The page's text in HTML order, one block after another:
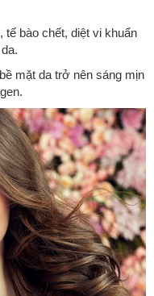
bào chết, diệt vi khuẩn
mặt da trở nên sáng mịn